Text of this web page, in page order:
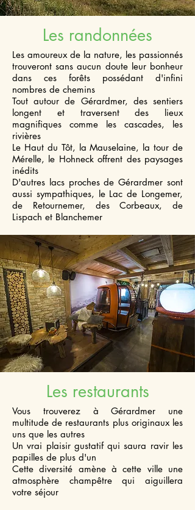
Les randonnées
Les amoureux de la nature, les passionnés
trouveront sans aucun doute leur bonheur
dans ces forêts possédant d'infini
nombres de chemins
Tout autour de Gérardmer, des sentiers
longent et traversent des lieux
magnifiques comme les cascades, les
rivières
Le Haut du Tôt, la Mauselaine, la tour de
Mérelle, le Hohneck offrent des paysages
inédits
D'autres lacs proches de Gérardmer sont
aussi sympathiques, le Lac de Longemer,
de Retournemer, des Corbeaux, de
Lispach et Blanchemer
Les restaurants
Vous trouverez à Gérardmer une
multitude de restaurants plus originaux les
uns que les autres
Un vrai plaisir gustatif qui saura ravir les
papilles de plus d'un
Cette diversité amène à cette ville une
atmosphère champêtre qui aiguillera
votre séjour